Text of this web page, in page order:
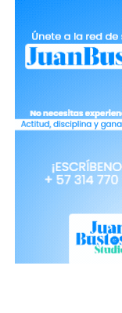
la cámara será
opciones para
estás utilizando
tener un
obtener el mejor
Si no puedes
puedes hacer
Sin embargo,
la música es
la que la música
creatividad,